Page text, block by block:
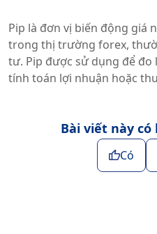
Pip là đơn vị biến động giá
trong thị trường forex,
tư. Pip được sử dụng để
tính toán lợi nhuận hoặc
Bài viết này
Có